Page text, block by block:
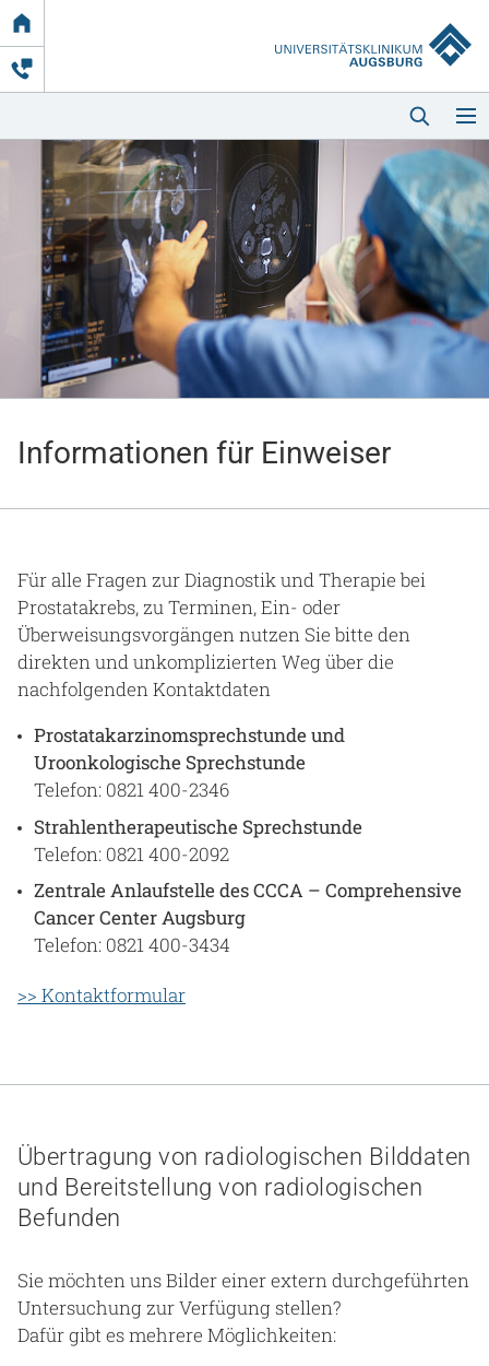
Link
zur
Startseite
Startseite
Kliniken & Einrichtungen
Beruf & Karriere
Anreise
Informationen für Einweiser
Für alle Fragen zur Diagnostik und Therapie bei
Prostatakrebs, zu Terminen, Ein- oder
Überweisungsvorgängen nutzen Sie bitte den
direkten und unkomplizierten Weg über die
nachfolgenden Kontaktdaten
Prostatakarzinomsprechstunde und
Uroonkologische Sprechstunde
Telefon: 0821 400-2346
Strahlentherapeutische Sprechstunde
Telefon: 0821 400-2092
Zentrale Anlaufstelle des CCCA – Comprehensive
Cancer Center Augsburg
Telefon: 0821 400-3434
>> Kontaktformular
Übertragung von radiologischen Bilddaten
und Bereitstellung von radiologischen
Befunden
Sie möchten uns Bilder einer extern durchgeführten
Untersuchung zur Verfügung stellen?
Dafür gibt es mehrere Möglichkeiten: